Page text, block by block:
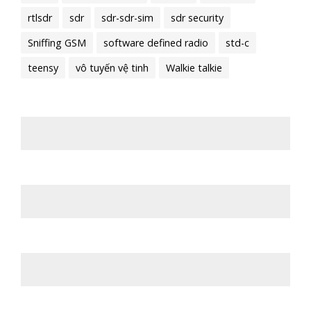
rtlsdr
sdr sdr-sdr-sim
sdr security
Sniffing GSM
software defined radio
std-c
teensy
vô tuyến vệ tinh Walkie talkie